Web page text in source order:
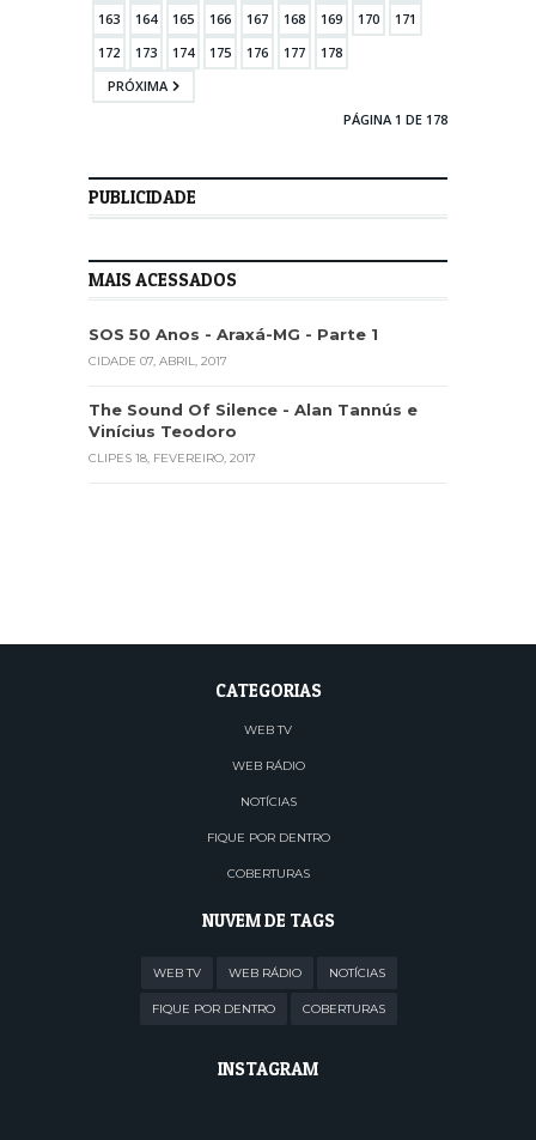
163
164 165 166 167 168 169 170
171
172
173 174 175 176 177
178
PRÓXIMA
PÁGINA 1 DE 178
PUBLICIDADE
MAIS ACESSADOS
SOS 50 Anos - Araxá-MG - Parte 1
CIDADE 07, ABRIL, 2017
The Sound Of Silence - Alan Tannús e
Vinícius Teodoro
CLIPES 18, FEVEREIRO, 2017
CATEGORIAS
WEB TV
WEB RÁDIO
NOTÍCIAS
FIQUE POR DENTRO
COBERTURAS
NUVEM DE TAGS
WEB TV WEB RÁDIO NOTÍCIAS
FIQUE POR DENTRO COBERTURAS
INSTAGRAM